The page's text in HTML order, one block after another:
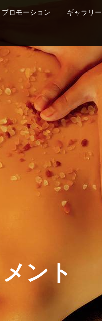
プロモーション ギャラリー
ント